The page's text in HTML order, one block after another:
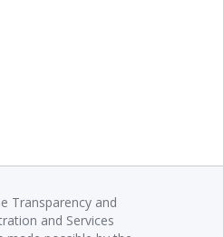
Transparency and
and Services